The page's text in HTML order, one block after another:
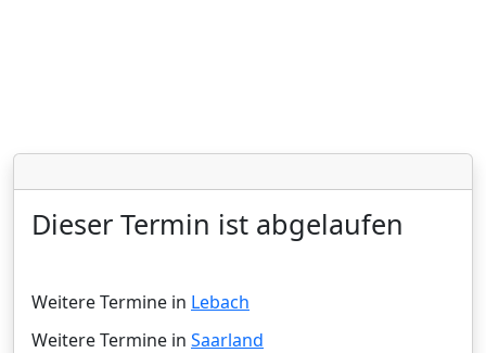
Dieser Termin ist abgelaufen
Weitere Termine in Lebach
Weitere Termine in Saarland